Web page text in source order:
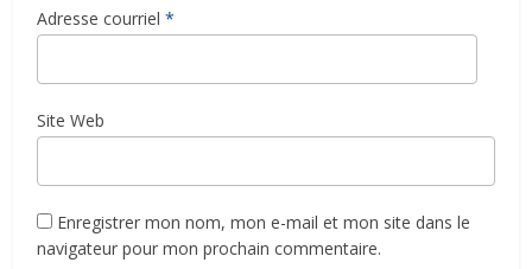
Adresse courriel *
Site Web
Enregistrer mon nom, mon e-mail et mon site dans le
navigateur pour mon prochain commentaire.